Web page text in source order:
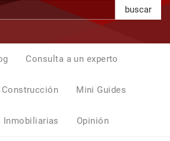
buscar
Consulta a un experto
Mini Guides
Inmobiliarias Opinión